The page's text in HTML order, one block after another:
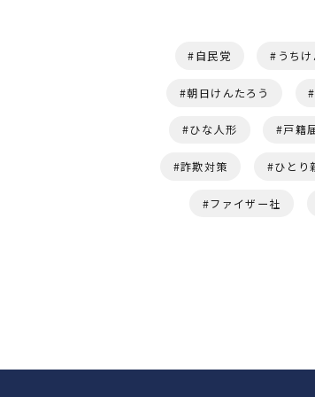
自民党 うち
朝日けんたろう
ひな人形 戸籍
詐欺対策 ひとり
ファイザー社